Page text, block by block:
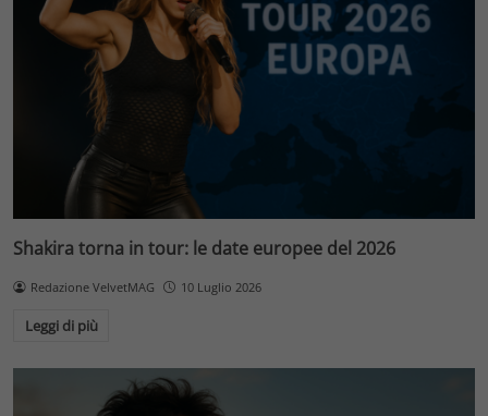
Shakira torna in tour: le date europee del 2026
Redazione VelvetMAG 10 Luglio 2026
Leggi di più